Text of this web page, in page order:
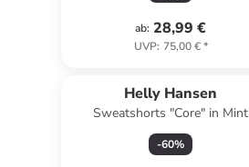
ab: 28,99 €
UVP: 75,00 €*
Helly Hansen
Sweatshorts "Core" in Mint
-60%